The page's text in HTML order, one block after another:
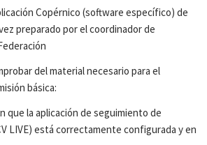
Copérnico (software específico) de
preparado por el coordinador de
del material necesario para el
básica:
que la aplicación de seguimiento de
LIVE) está correctamente configurada y en